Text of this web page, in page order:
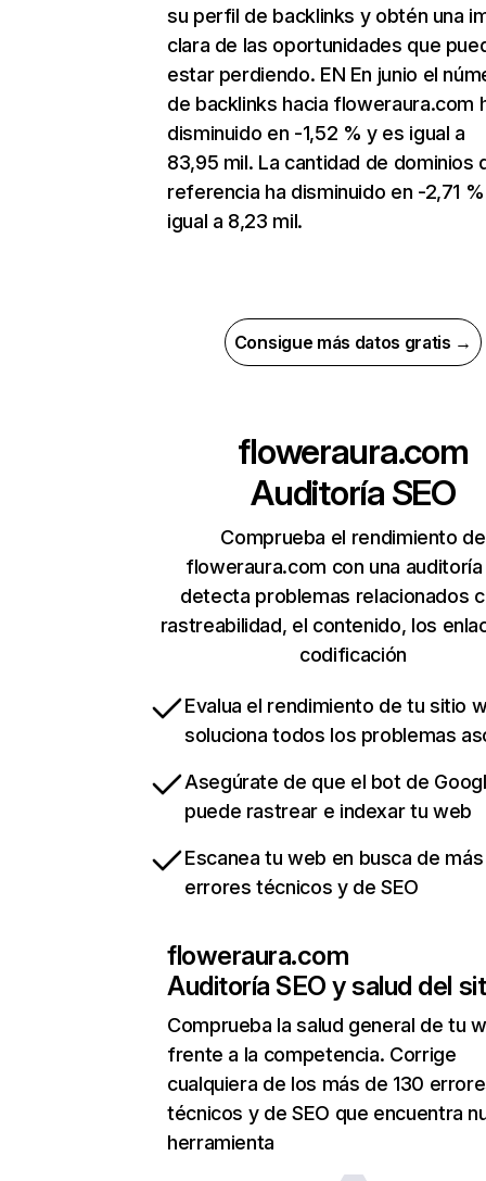
su perfil de backlinks y obtén una
clara de las oportunidades que
estar perdiendo. EN En junio el
de backlinks hacia floweraura.com
disminuido en -1,52 % y es igual a
83,95 mil. La cantidad de dominios
referencia ha disminuido en -2,71
igual a 8,23 mil.
Consigue más datos gratis →
floweraura.com
Auditoría SEO
Comprueba el rendimiento de
floweraura.com con una
detecta problemas relacionados
rastreabilidad, el contenido, los
codificación
Evalua el rendimiento de tu sitio
soluciona todos los problemas
Asegúrate de que el bot de
puede rastrear e indexar tu web
Escanea tu web en busca de
errores técnicos y de SEO
floweraura.com
Auditoría SEO y salud del
Comprueba la salud general de tu
frente a la competencia. Corrige
cualquiera de los más de 130
técnicos y de SEO que encuentra
herramienta